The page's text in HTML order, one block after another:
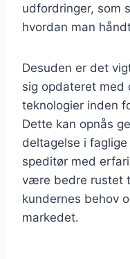
udfordringer, som
hvordan man
Desuden er det
sig opdateret med
teknologier inden
Dette kan opnås
deltagelse i
speditør med
være bedre rustet
kundernes behov
markedet.